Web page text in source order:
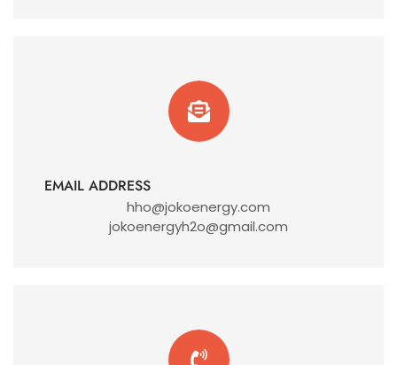
EMAIL ADDRESS
hho@jokoenergy.com
jokoenergyh2o@gmail.com